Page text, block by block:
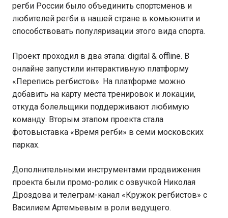
регби России было объединить спортсменов и
любителей регби в нашей стране в комьюнити и
способствовать популяризации этого вида спорта.
Проект проходил в два этапа: digital & offline. В
онлайне запустили интерактивную платформу
«Перепись регбистов». На платформе можно
добавить на карту места тренировок и локации,
откуда болельщики поддерживают любимую
команду. Вторым этапом проекта стала
фотовыставка «Время регби» в семи московских
парках.
Дополнительными инструментами продвижения
проекта были промо-ролик с озвучкой Николая
Дроздова и телеграм-канал «Кружок регбистов» с
Василием Артемьевым в роли ведущего.